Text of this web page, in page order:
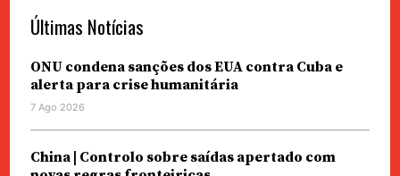
Últimas Notícias
ONU condena sanções dos EUA contra Cuba e
alerta para crise humanitária
7 Ago 2026
China | Controlo sobre saídas apertado com